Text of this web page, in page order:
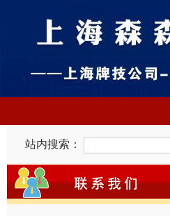
站内搜索：